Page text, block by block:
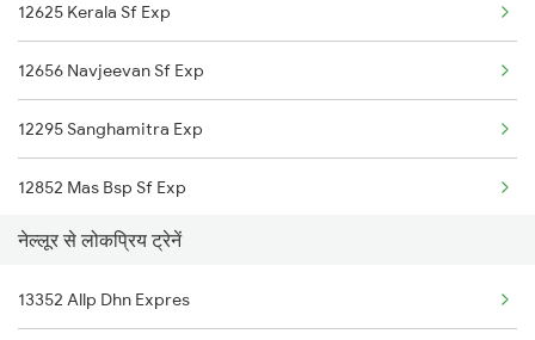
Sirpur Kagazngr to Rameswaram Trains
Sirpur Kagazngr to Renigunta Trains
Sirpur Kagazngr to Bengaluru Trains
Sirpur Kagazngr to Hyderabad Trains
Sirpur Kagazngr to Samarlakota Trains
Sirpur Kagazngr to Surat Trains
12625 Kerala Sf Exp
12656 Navjeevan Sf Exp
12295 Sanghamitra Exp
12852 Mas Bsp Sf Exp
12615 Grand Trunk Exp
22352 Smvb Shc Exp
नेल्लूर से लोकप्रिय ट्रेनें
13352 Allp Dhn Expres